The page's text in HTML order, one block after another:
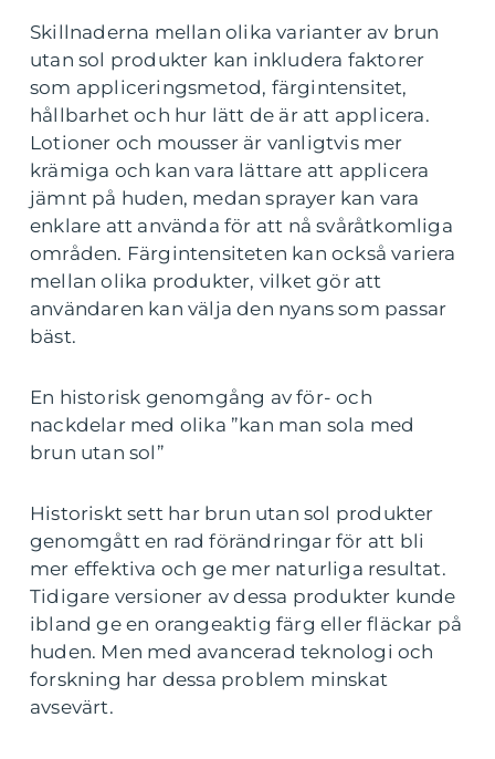
Skillnaderna mellan olika varianter av brun
utan sol produkter kan inkludera faktorer
som appliceringsmetod, färgintensitet,
hållbarhet och hur lätt de är att applicera.
Lotioner och mousser är vanligtvis mer
krämiga och kan vara lättare att applicera
jämnt på huden, medan sprayer kan vara
enklare att använda för att nå svåråtkomliga
områden. Färgintensiteten kan också variera
mellan olika produkter, vilket gör att
användaren kan välja den nyans som passar
bäst.
En historisk genomgång av för- och
nackdelar med olika ”kan man sola med
brun utan sol”
Historiskt sett har brun utan sol produkter
genomgått en rad förändringar för att bli
mer effektiva och ge mer naturliga resultat.
Tidigare versioner av dessa produkter kunde
ibland ge en orangeaktig färg eller fläckar på
huden. Men med avancerad teknologi och
forskning har dessa problem minskat
avsevärt.